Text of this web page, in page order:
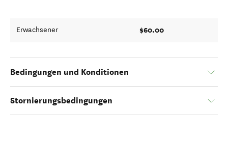
Erwachsener $60.00
Bedingungen und Konditionen
Stornierungsbedingungen